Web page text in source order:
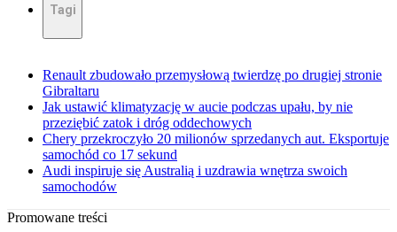
Tagi
Renault zbudowało przemysłową twierdzę po drugiej stronie
Gibraltaru
Jak ustawić klimatyzację w aucie podczas upału, by nie
przeziębić zatok i dróg oddechowych
Chery przekroczyło 20 milionów sprzedanych aut. Eksportuje
samochód co 17 sekund
Audi inspiruje się Australią i uzdrawia wnętrza swoich
samochodów
Promowane treści